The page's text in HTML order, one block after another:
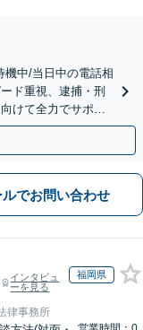
機中/当日中の電話相
ド重視、逮捕・刑
けて全力でサポー
ルでお問い合わせ
インタビュ
ーを見る
福岡県
律事務所